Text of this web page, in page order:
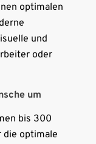
optimalen
und
oder
um
bis 300
die optimale